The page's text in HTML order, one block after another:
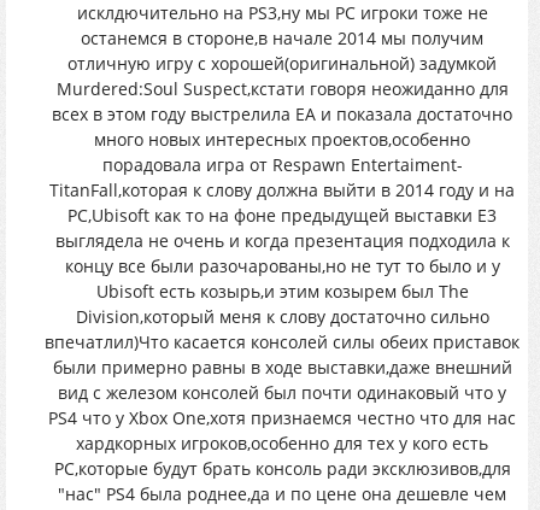
исклдючительно на PS3,ну мы PC игроки тоже не
останемся в стороне,в начале 2014 мы получим
отличную игру с хорошей(оригинальной) задумкой
Murdered:Soul Suspect,кстати говоря неожиданно для
всех в этом году выстрелила EA и показала достаточно
много новых интересных проектов,особенно
порадовала игра от Respawn Entertaiment-
TitanFall,которая к слову должна выйти в 2014 году и на
PC,Ubisoft как то на фоне предыдущей выставки E3
выглядела не очень и когда презентация подходила к
концу все были разочарованы,но не тут то было и у
Ubisoft есть козырь,и этим козырем был The
Division,который меня к слову достаточно сильно
впечатлил)Что касается консолей силы обеих приставок
были примерно равны в ходе выставки,даже внешний
вид с железом консолей был почти одинаковый что у
PS4 что у Xbox One,хотя признаемся честно что для нас
хардкорных игроков,особенно для тех у кого есть
PC,которые будут брать консоль ради эксклюзивов,для
"нас" PS4 была роднее,да и по цене она дешевле чем